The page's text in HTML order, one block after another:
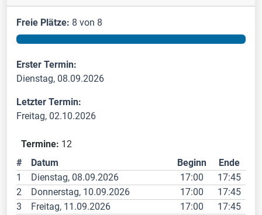
Freie Plätze: 8 von 8
Erster Termin:
Dienstag, 08.09.2026
Letzter Termin:
Freitag, 02.10.2026
Termine: 12
#
Datum Beginn
Ende
1
Dienstag, 08.09.2026 17:00
17:45
2
Donnerstag, 10.09.2026 17:00
17:45
3
Freitag, 11.09.2026 17:00
17:45